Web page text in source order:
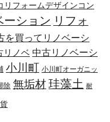
リフォームデザインコン
ーション リフォ
を買ってリノベーシ
リノベ 中古リノベーシ
小川町 小川町オーガニッ
除 無垢材珪藻土 耐